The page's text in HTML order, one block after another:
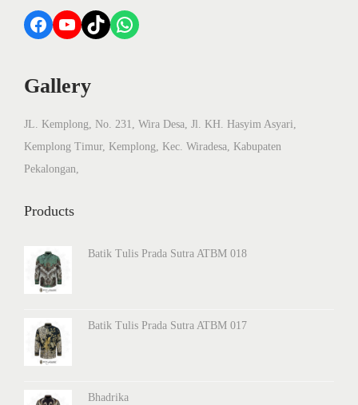
Facebook YouTube TikTok WhatsApp
Gallery
JL. Kemplong, No. 231, Wira Desa, Jl. KH. Hasyim Asyari,
Kemplong Timur, Kemplong, Kec. Wiradesa, Kabupaten
Pekalongan,
Products
Batik Tulis Prada Sutra ATBM 018
Batik Tulis Prada Sutra ATBM 017
Bhadrika